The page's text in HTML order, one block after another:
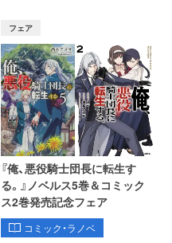
フェア
『俺、悪役騎士団長に転生す
る。』ノベルス5巻＆コミック
ス2巻発売記念フェア
コミック・ラノベ